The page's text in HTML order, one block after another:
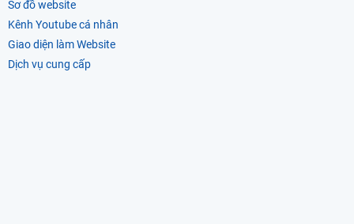
Sơ đồ website
Kênh Youtube cá nhân
Giao diện làm Website
Dịch vụ cung cấp